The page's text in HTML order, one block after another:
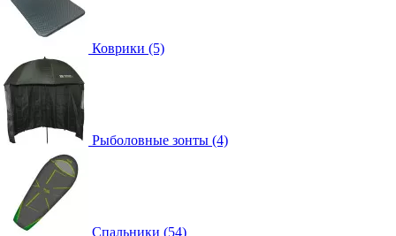
Коврики (5)
Рыболовные зонты (4)
Спальники (54)